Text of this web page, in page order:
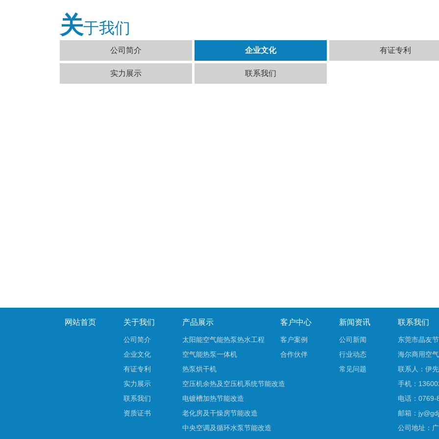
关于我们
公司简介 企业文化 有证专利
实力展示 联系我们
网站首页 关于我们
公司简介
企业文化
有证专利
实力展示
联系我们
资质证书
产品展示
太阳能空气能热泵热水工程
空气能热泵一体机
热泵烘干机
空压机余热及空压机系统节能改造
电镀槽加热节能改造
老化房及干燥房节能改造
中央空调及循环水泵节能改造
客户中心
客户案例
合作伙伴
新闻资讯
公司新闻
行业动态
常见问题
联系我们
东莞市晶友
海尔商用空
联系人：伊
手机：
电话：0769-
邮箱：
公司地址：